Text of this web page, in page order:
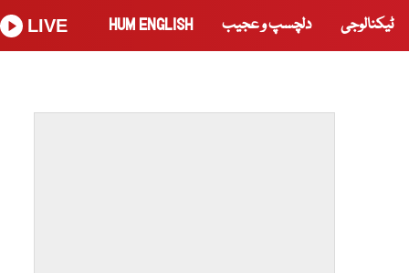
ٹیکنالوجی دلچسپ و عجیب HUM ENGLISH
LIVE